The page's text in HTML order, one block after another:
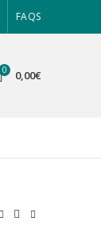
FAQS
0 0,00€